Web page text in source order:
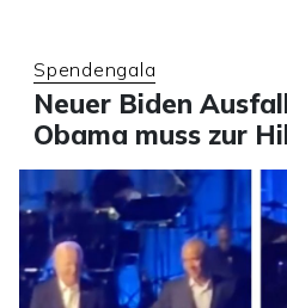
Spendengala
Neuer Biden
Obama muss zur